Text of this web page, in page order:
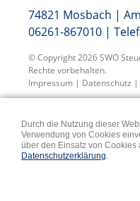
74821 Mosbach |
06261-867010 |
© Copyright 2026 SWO
Rechte vorbehalten.
Impressum | Datenschutz |
Durch die Nutzung dieser
Verwendung von Cookies
über den Einsatz von
Datenschutzerklärung.